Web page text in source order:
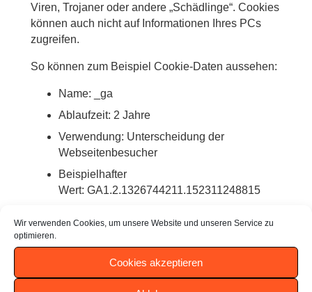
Wir verwenden Cookies, um unsere Website und unseren Service zu
optimieren.
Cookies akzeptieren
Viren, Trojaner oder andere „Schädlinge“. Cookies
können auch nicht auf Informationen Ihres PCs
zugreifen.
So können zum Beispiel Cookie-Daten aussehen:
Name: _ga
Ablaufzeit: 2 Jahre
Verwendung: Unterscheidung der
Webseitenbesucher
Beispielhafter
Wert: GA1.2.1326744211.152311248815
Ein Browser sollte folgende Mindestgrößen
unterstützen:
Ein Cookie soll mindestens 4096 Bytes
enthalten können